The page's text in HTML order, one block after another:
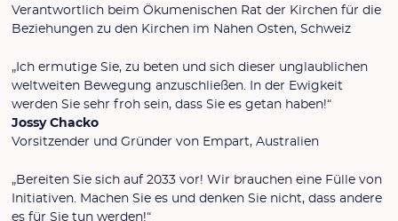
Verantwortlich beim Ökumenischen Rat der Kirchen für die
Beziehungen zu den Kirchen im Nahen Osten, Schweiz
„Ich ermutige Sie, zu beten und sich dieser unglaublichen
weltweiten Bewegung anzuschließen. In der Ewigkeit
werden Sie sehr froh sein, dass Sie es getan haben!“
Jossy Chacko
Vorsitzender und Gründer von Empart, Australien
„Bereiten Sie sich auf 2033 vor! Wir brauchen eine Fülle von
Initiativen. Machen Sie es und denken Sie nicht, dass andere
es für Sie tun werden!“